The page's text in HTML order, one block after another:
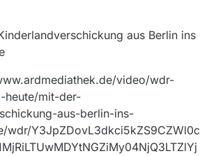
aus Berlin ins
video/wdr-
heute/mit-der-
aus-berlin-ins-
wdr/Y3JpZDovL3dkci5kZS9CZWl0c